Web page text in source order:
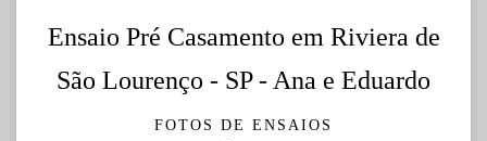
Ensaio Pré Casamento em Riviera de
São Lourenço - SP - Ana e Eduardo
FOTOS DE ENSAIOS